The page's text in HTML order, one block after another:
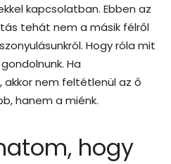
kapcsolatban. Ebben az
tehát nem a másik félről
Hogy róla mit
Ha
akkor nem feltétlenül az ő
hanem a miénk.
hogy